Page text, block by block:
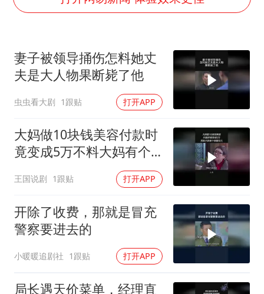
娜扎称眼睛恢复情况不太妙
经常半夜醒要排查6种疾病
三警齐发！多地10级以上雷暴大风
乐享全民健身 共筑健康中国
妻子被领导捅伤怎料她丈
夫是大人物果断毙了他
虫虫看大剧 1跟贴 打开APP
大妈做10块钱美容付款时
竟变成5万不料大妈有个
王国说剧 1跟贴 打开APP
开除了收费，那就是冒充
警察要进去的
小暖暖追剧社 1跟贴 打开APP
局长遇天价菜单，经理直